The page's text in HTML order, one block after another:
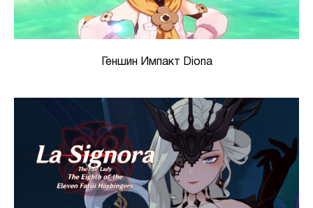
Геншин Импакт Diona